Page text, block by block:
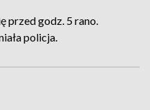
przed godz. 5 rano.
policja.